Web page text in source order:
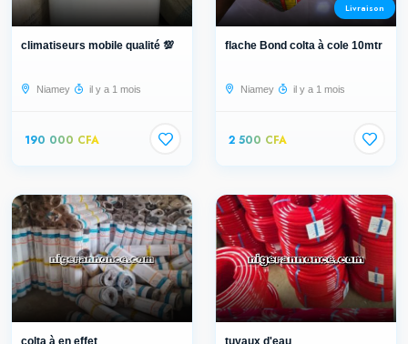
climatiseurs mobile qualité 💯
Niamey il y a 1 mois
190 000 CFA
Livraison
flache Bond colta à cole 10mtr
Niamey il y a 1 mois
2 500 CFA
colta à en effet tuyaux d'eau